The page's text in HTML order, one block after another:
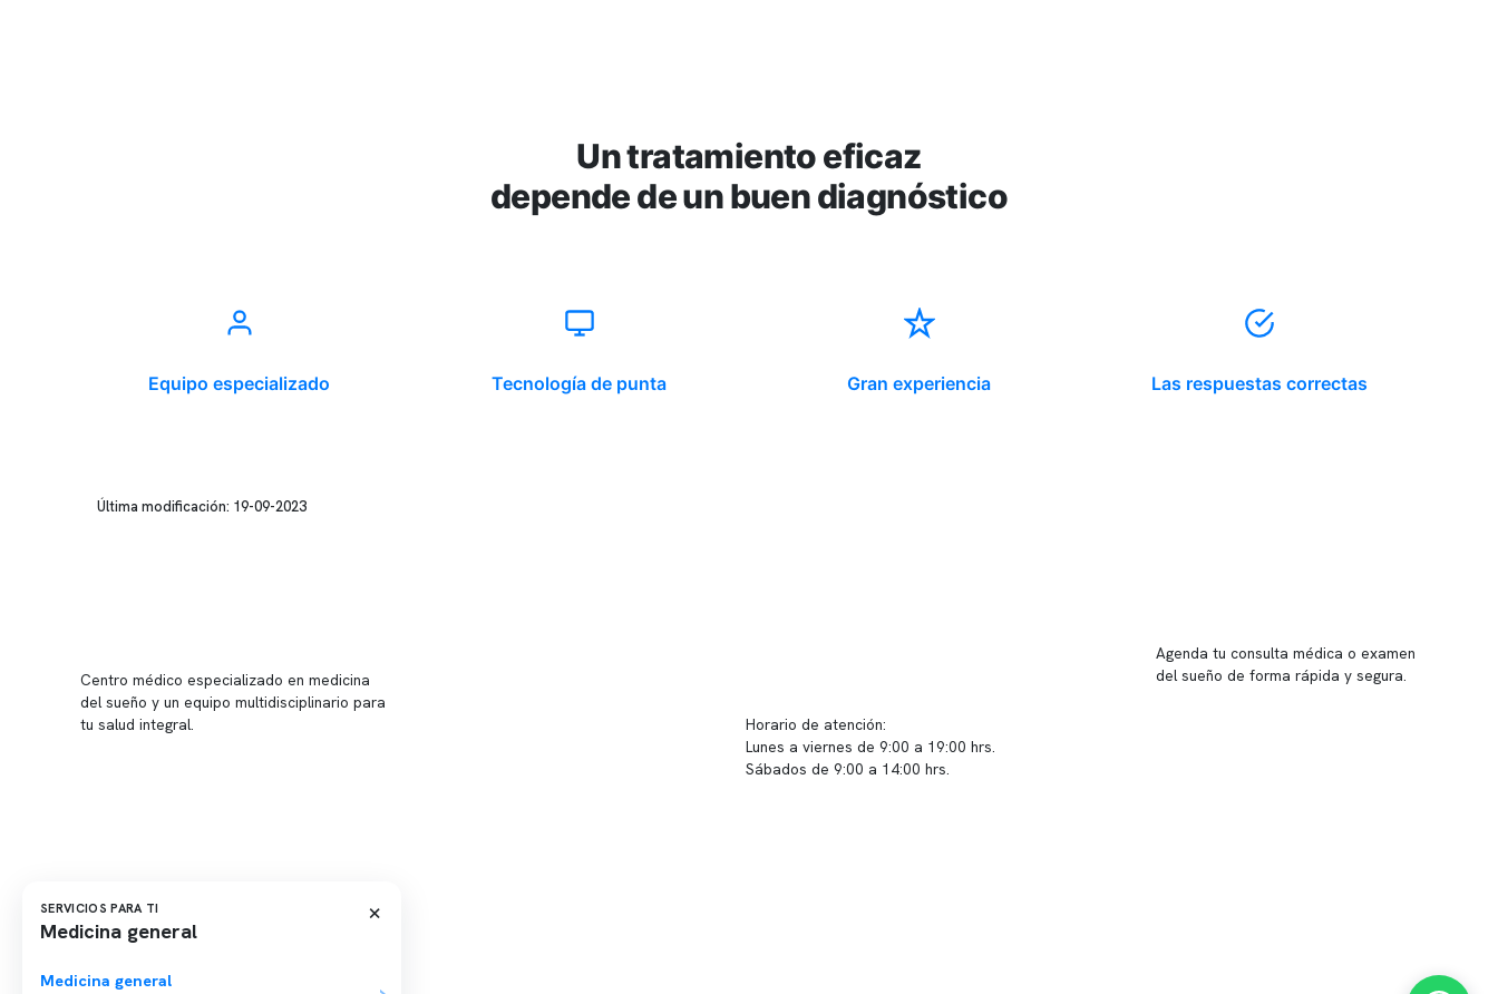
Un tratamiento eficaz
depende de un buen diagnóstico
Equipo especializado Tecnología de punta Gran experiencia Las respuestas correctas
Última modificación: 19-09-2023
Centro médico especializado en medicina
del sueño y un equipo multidisciplinario para
tu salud integral.
Horario de atención:
Lunes a viernes de 9:00 a 19:00 hrs.
Sábados de 9:00 a 14:00 hrs.
Agenda tu consulta médica o examen
del sueño de forma rápida y segura.
SERVICIOS PARA TI
Medicina general
×
Medicina general